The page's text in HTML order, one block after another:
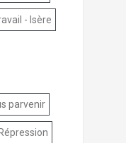
- Isère
parvenir
Répression